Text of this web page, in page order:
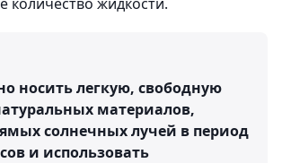
носить легкую, свободную
материалов,
солнечных лучей в период
и использовать